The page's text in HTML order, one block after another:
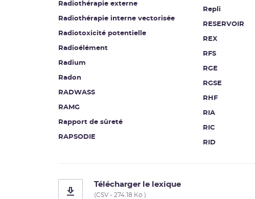
Radiothérapie externe
Radiothérapie interne vectorisée
Radiotoxicité potentielle
Radioélément
Radium
Radon
RADWASS
RAMG
Rapport de sûreté
RAPSODIE
Repli
RESERVOIR
REX
RFS
RGE
RGSE
RHF
RIA
RIC
RID
Télécharger le lexique
(CSV - 274.18 Ko )